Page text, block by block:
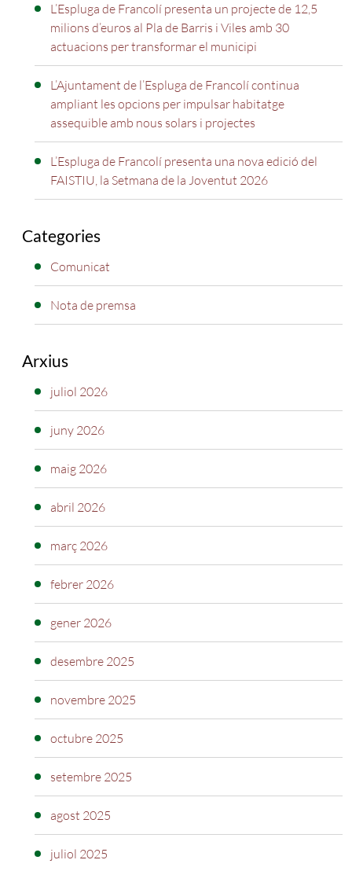
L’Espluga de Francolí presenta un projecte de 12,5
milions d’euros al Pla de Barris i Viles amb 30
actuacions per transformar el municipi
L’Ajuntament de l’Espluga de Francolí continua
ampliant les opcions per impulsar habitatge
assequible amb nous solars i projectes
L’Espluga de Francolí presenta una nova edició del
FAISTIU, la Setmana de la Joventut 2026
Categories
Comunicat
Nota de premsa
Arxius
juliol 2026
juny 2026
maig 2026
abril 2026
març 2026
febrer 2026
gener 2026
desembre 2025
novembre 2025
octubre 2025
setembre 2025
agost 2025
juliol 2025